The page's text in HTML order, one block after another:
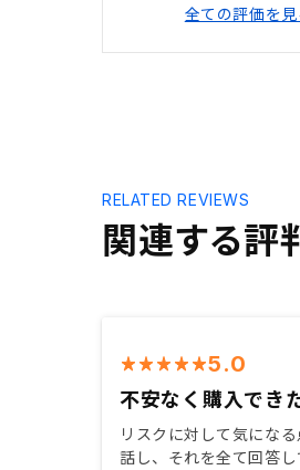
全ての評価を見
関連する評
RELATED REVIEWS
5.0
不安なく購入でき
リスクに対して気にな
話し、それを全て回答